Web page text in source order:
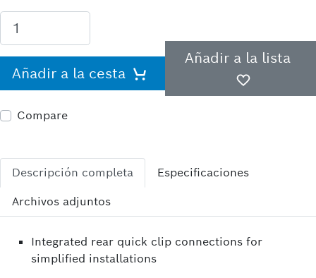
Añadir a la cesta
Añadir a la lista
Compare
Descripción completa
Especificaciones
Archivos adjuntos
Integrated rear quick clip connections for
simplified installations